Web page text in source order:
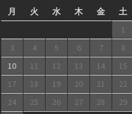
月
火 水 木 金 土
1
3
4 5 6 7 8
10
11 12 13 14 15
17
18 19 20 21 22
24
25 26 27 28 29